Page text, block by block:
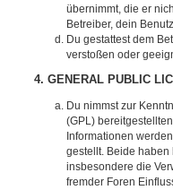
übernimmt, die er
Betreiber, dein
Du gestattest dem
verstoßen oder
4. GENERAL PUBLIC
Du nimmst zur
(GPL)
Informationen
gestellt. Beide haben
insbesondere die
fremder Foren